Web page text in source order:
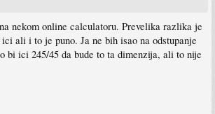
nekom online calculatoru. Prevelika razlika je
ali i to je puno. Ja ne bih isao na odstupanje
bi ici 245/45 da bude to ta dimenzija, ali to nije